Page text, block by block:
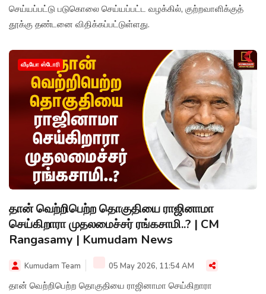
செய்யப்பட்டு படுகொலை செய்யப்பட்ட வழக்கில், குற்றவாளிக்குத்
தூக்கு தண்டனை விதிக்கப்பட்டுள்ளது.
வீடியோ ஸ்டோரி
தான் வெற்றிபெற்ற தொகுதியை ராஜினாமா
செய்கிறாரா முதலமைச்சர் ரங்கசாமி..? | CM
Rangasamy | Kumudam News
Kumudam Team 05 May 2026, 11:54 AM
தான் வெற்றிபெற்ற தொகுதியை ராஜினாமா செய்கிறாரா